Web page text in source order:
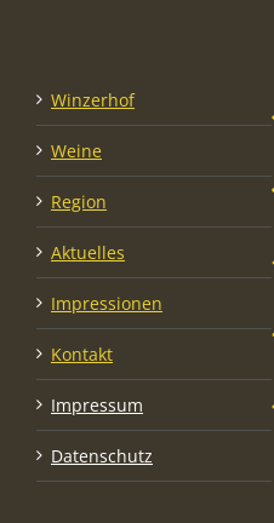
Winzerhof
Weine
Region
Aktuelles
Impressionen
Kontakt
Impressum
Datenschutz